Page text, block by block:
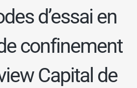
d’essai en
confinement
Capital de